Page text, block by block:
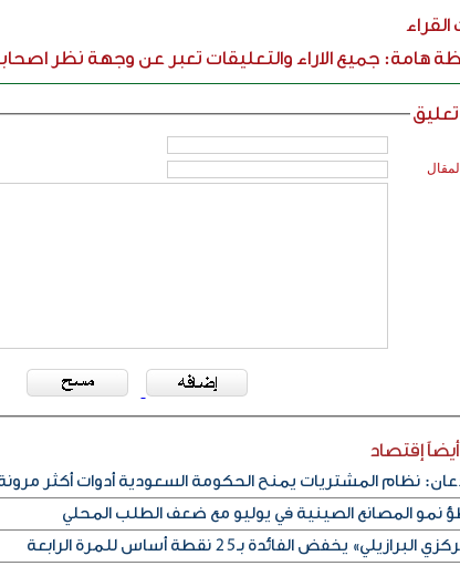
هامة: جميع الاراء والتعليقات تعبر عن وجهة نظر
أيضاًإقتصاد
نظام المشتريات يمنح الحكومة السعودية أدوات أكثر
نمو المصانع الصينية في يوليو مع ضعف الطلب المحلي
البرازيلي» يخفض الفائدة بـ25 نقطة أساس للمرة الرابعة